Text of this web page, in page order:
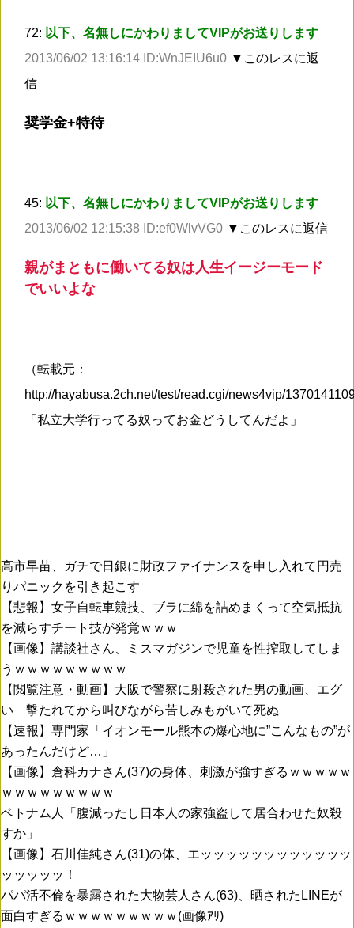
72: 以下、名無しにかわりましてVIPがお送りします
2013/06/02 13:16:14 ID:WnJEIU6u0 ▼このレスに返
信
奨学金+特待
45: 以下、名無しにかわりましてVIPがお送りします
2013/06/02 12:15:38 ID:ef0WlvVG0 ▼このレスに返信
親がまともに働いてる奴は人生イージーモード
でいいよな
（転載元：
http://hayabusa.2ch.net/test/read.cgi/news4vip/
「私立大学行ってる奴ってお金どうしてんだよ」
高市早苗、ガチで日銀に財政ファイナンスを申し入れて円売
りパニックを引き起こす
【悲報】女子自転車競技、ブラに綿を詰めまくって空気抵抗
を減らすチート技が発覚ｗｗｗ
【画像】講談社さん、ミスマガジンで児童を性搾取してしま
うｗｗｗｗｗｗｗｗｗ
【閲覧注意・動画】大阪で警察に射殺された男の動画、エグ
い 撃たれてから叫びながら苦しみもがいて死ぬ
【速報】専門家「イオンモール熊本の爆心地に”こんなもの”が
あったんだけど…」
【画像】倉科カナさん(37)の身体、刺激が強すぎるｗｗｗｗｗ
ｗｗｗｗｗｗｗｗｗ
ベトナム人「腹減ったし日本人の家強盗して居合わせた奴殺
すか」
【画像】石川佳純さん(31)の体、エッッッッッッッッッッッッ
ッッッッッ！
パパ活不倫を暴露された大物芸人さん(63)、晒されたLINEが
面白すぎるｗｗｗｗｗｗｗｗｗ(画像ｱﾘ)